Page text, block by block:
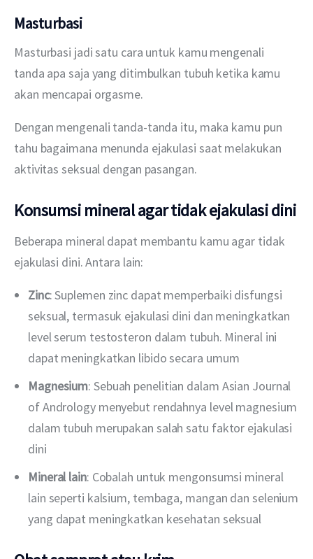
Masturbasi
Masturbasi jadi satu cara untuk kamu mengenali
tanda apa saja yang ditimbulkan tubuh ketika kamu
akan mencapai orgasme.
Dengan mengenali tanda-tanda itu, maka kamu pun
tahu bagaimana menunda ejakulasi saat melakukan
aktivitas seksual dengan pasangan.
Konsumsi mineral agar tidak ejakulasi dini
Beberapa mineral dapat membantu kamu agar tidak
ejakulasi dini. Antara lain:
Zinc: Suplemen zinc dapat memperbaiki disfungsi
seksual, termasuk ejakulasi dini dan meningkatkan
level serum testosteron dalam tubuh. Mineral ini
dapat meningkatkan libido secara umum
Magnesium: Sebuah penelitian dalam Asian Journal
of Andrology menyebut rendahnya level magnesium
dalam tubuh merupakan salah satu faktor ejakulasi
dini
Mineral lain: Cobalah untuk mengonsumsi mineral
lain seperti kalsium, tembaga, mangan dan selenium
yang dapat meningkatkan kesehatan seksual